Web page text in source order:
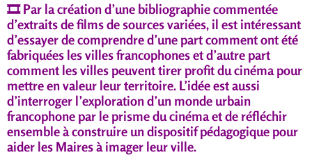
🎞️ Par la création d’une bibliographie commentée
d’extraits de films de sources variées, il est intéressant
d’essayer de comprendre d’une part comment ont été
fabriquées les villes francophones et d’autre part
comment les villes peuvent tirer profit du cinéma pour
mettre en valeur leur territoire. L’idée est aussi
d’interroger l’exploration d’un monde urbain
francophone par le prisme du cinéma et de réfléchir
ensemble à construire un dispositif pédagogique pour
aider les Maires à imager leur ville.